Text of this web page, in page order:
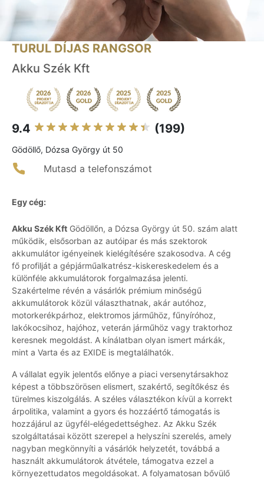
TURUL DÍJAS RANGSOR
Akku Szék Kft
9.4 (199)
Gödöllő, Dózsa György út 50
Mutasd a telefonszámot
Egy cég:
Akku Szék Kft Gödöllőn, a Dózsa György út 50. szám alatt
működik, elsősorban az autóipar és más szektorok
akkumulátor igényeinek kielégítésére szakosodva. A cég
fő profilját a gépjárműalkatrész-kiskereskedelem és a
különféle akkumulátorok forgalmazása jelenti.
Szakértelme révén a vásárlók prémium minőségű
akkumulátorok közül választhatnak, akár autóhoz,
motorkerékpárhoz, elektromos járműhöz, fűnyíróhoz,
lakókocsihoz, hajóhoz, veterán járműhöz vagy traktorhoz
keresnek megoldást. A kínálatban olyan ismert márkák,
mint a Varta és az EXIDE is megtalálhatók.
A vállalat egyik jelentős előnye a piaci versenytársakhoz
képest a többszörösen elismert, szakértő, segítőkész és
türelmes kiszolgálás. A széles választékon kívül a korrekt
árpolitika, valamint a gyors és hozzáértő támogatás is
hozzájárul az ügyfél-elégedettséghez. Az Akku Szék
szolgáltatásai között szerepel a helyszíni szerelés, amely
nagyban megkönnyíti a vásárlók helyzetét, továbbá a
használt akkumulátorok átvétele, támogatva ezzel a
környezettudatos megoldásokat. A folyamatosan bővülő